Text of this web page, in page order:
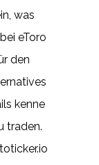
was
eToro
den
kenne
traden.